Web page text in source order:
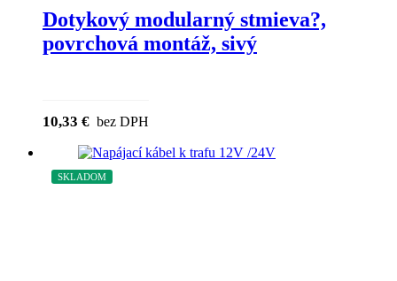
Dotykový modularný stmieva?,
povrchová montáž, sivý
10,33 € bez DPH
SKLADOM